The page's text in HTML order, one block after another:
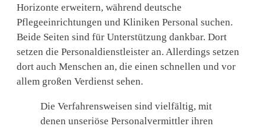
Horizonte erweitern, während deutsche
Pflegeeinrichtungen und Kliniken Personal suchen.
Beide Seiten sind für Unterstützung dankbar. Dort
setzen die Personaldienstleister an. Allerdings setzen
dort auch Menschen an, die einen schnellen und vor
allem großen Verdienst sehen.
Die Verfahrensweisen sind vielfältig, mit
denen unseriöse Personalvermittler ihren